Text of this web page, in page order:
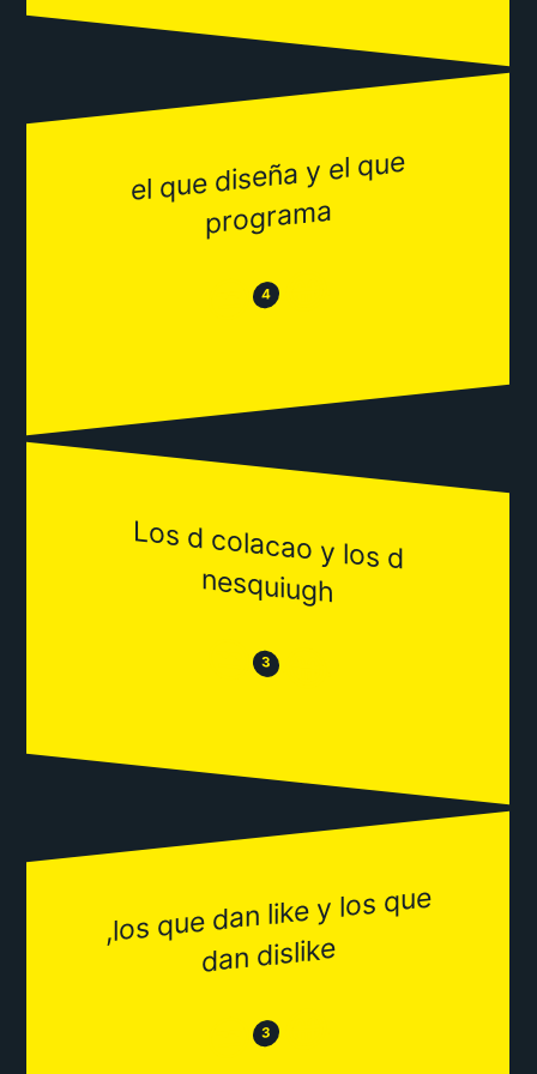
el que diseña y el que
progra
ma
😒 4 😂
Los d colacao y los d
nesquiugh
😒 3 😂
,los que dan like y los que
dan dislike
😒 3 😂